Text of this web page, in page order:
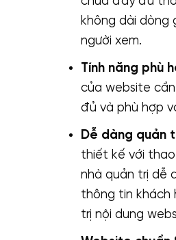
không dài dòng
người xem.
Tính năng phù
của website
đủ và phù hợp
Dễ dàng quản
thiết kế với
nhà quản trị dễ
thông tin khách
trị nội dung